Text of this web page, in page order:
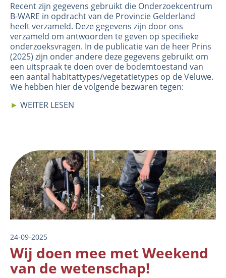
Recent zijn gegevens gebruikt die Onderzoekcentrum
B-WARE in opdracht van de Provincie Gelderland
heeft verzameld. Deze gegevens zijn door ons
verzameld om antwoorden te geven op specifieke
onderzoeksvragen. In de publicatie van de heer Prins
(2025) zijn onder andere deze gegevens gebruikt om
een uitspraak te doen over de bodemtoestand van
een aantal habitattypes/vegetatietypes op de Veluwe.
We hebben hier de volgende bezwaren tegen:
► WEITER LESEN
Image
24-09-2025
Wij doen mee met Weekend
van de wetenschap!